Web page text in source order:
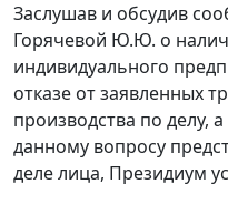
Заслушав и обсудив
Горячевой Ю.Ю. о
индивидуального
отказе от заявленных
производства по делу,
данному вопросу
деле лица, Президиум